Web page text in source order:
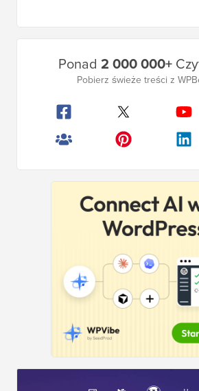
Ponad 2 000 000+
Pobierz świeże treści z